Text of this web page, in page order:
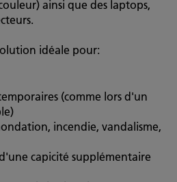
ainsi que des laptops,
idéale pour:
(comme lors d'un
incendie, vandalisme,
capicité supplémentaire